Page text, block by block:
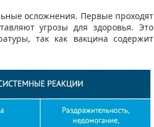
осложнения. Первые проходят
угрозы для здоровья. Это
так как вакцина содержит